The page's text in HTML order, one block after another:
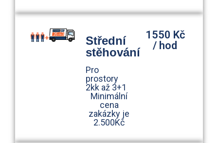
Střední
stěhování
Pro
prostory
2kk až 3+1
Minimální
cena
zakázky je
2.500Kč
1550 Kč
/ hod